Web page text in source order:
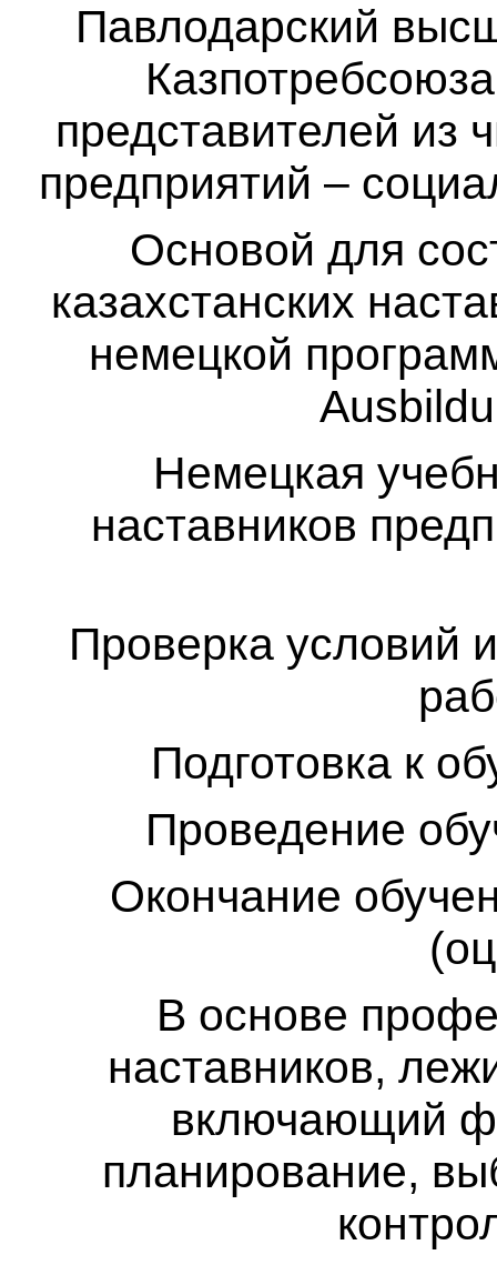
Павлодарский
представителей из
предприятий –
Основой для
казахстанских
немецкой
Немецкая
наставников
Проверка условий
Подготовка к
Проведение
Окончание
В основе
наставников,
включающий
планирование,